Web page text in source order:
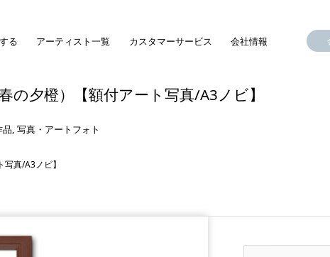
る アーティスト一覧 カスタマーサービス 会社情報
の夕橙）【額付アート写真/A3ノビ】
品, 写真・アートフォト
真/A3ノビ】